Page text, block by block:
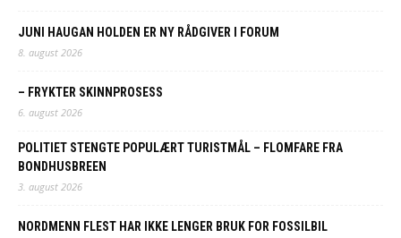
JUNI HAUGAN HOLDEN ER NY RÅDGIVER I FORUM
8. august 2026
– FRYKTER SKINNPROSESS
6. august 2026
POLITIET STENGTE POPULÆRT TURISTMÅL – FLOMFARE FRA
BONDHUSBREEN
3. august 2026
NORDMENN FLEST HAR IKKE LENGER BRUK FOR FOSSILBIL